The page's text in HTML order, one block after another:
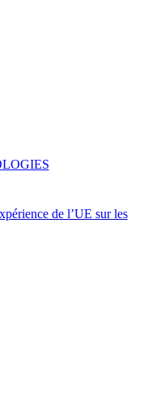
de l’UE sur les